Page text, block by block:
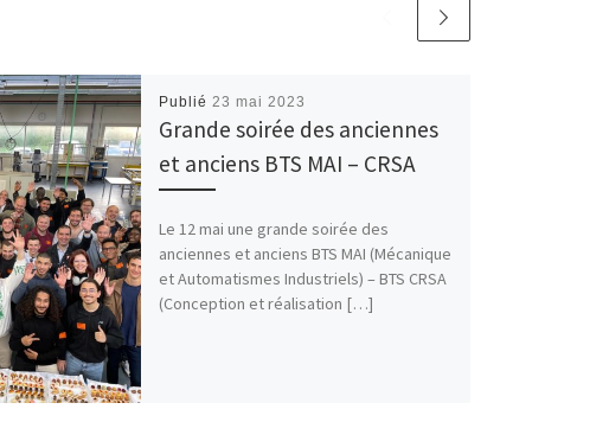
Publié 23 mai 2023
Grande soirée des anciennes
et anciens BTS MAI – CRSA
Le 12 mai une grande soirée des
anciennes et anciens BTS MAI (Mécanique
et Automatismes Industriels) – BTS CRSA
(Conception et réalisation […]